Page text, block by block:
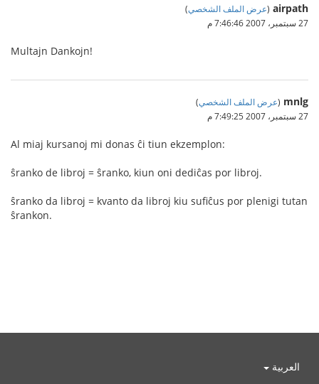
airpath
(عرض الملف الشخصي)
27 سبتمبر، 2007 7:46:46 م
Multajn Dankojn!
mnlg
(عرض الملف الشخصي)
27 سبتمبر، 2007 7:49:25 م
Al miaj kursanoj mi donas ĉi tiun ekzemplon:
ŝranko de libroj = ŝranko, kiun oni dediĉas por libroj.
ŝranko da libroj = kvanto da libroj kiu sufiĉus por plenigi tutan
ŝrankon.
العربية